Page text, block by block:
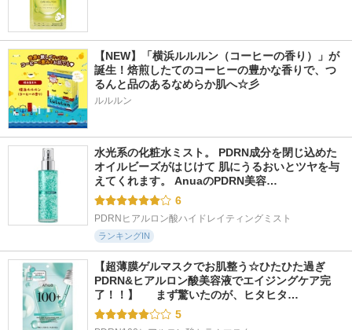
【NEW】「横浜ルルルン（コーヒーの香り）」が
誕生！焙煎したてのコーヒーの豊かな香りで、つ
るんと品のあるなめらか肌へ☆彡
ルルルン
水光系の化粧水ミスト。 PDRN成分を閉じ込めた
オイルビーズがはじけて 肌にうるおいとツヤを与
えてくれます。 AnuaのPDRN美容…
6
PDRNヒアルロン酸ハイドレイティングミスト
ランキングIN
【超薄膜ゲルマスクでお肌整う☆ひたひた過ぎ
PDRN&ヒアルロン酸美容液でエイジングケア完
了！！】  　まず驚いたのが、ヒタヒタ…
5